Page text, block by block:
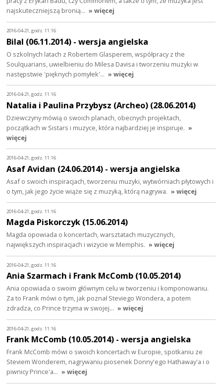
najskuteczniejszą bronią… » więcej
2016-04-21, godz. 11:16
Bilal (06.11.2014) - wersja angielska
O szkolnych latach z Robertem Glasperem, współpracy z the
Soulquarians, uwielbieniu do Milesa Davisa i tworzeniu muzyki w
następstwie 'pięknych pomyłek'… » więcej
2016-04-21, godz. 11:16
Natalia i Paulina Przybysz (Archeo) (28.06.2014)
Dziewczyny mówią o swoich planach, obecnych projektach,
początkach w Sistars i muzyce, która najbardziej je inspiruje. »
więcej
2016-04-21, godz. 11:16
Asaf Avidan (24.06.2014) - wersja angielska
Asaf o swoich inspiracjach, tworzeniu muzyki, wytwórniach płytowych i
o tym, jak jego życie wiąże się z muzyką, którą nagrywa. » więcej
2016-04-21, godz. 11:16
Magda Piskorczyk (15.06.2014)
Magda opowiada o koncertach, warsztatach muzycznych,
największych inspiracjach i wizycie w Memphis. » więcej
2016-04-21, godz. 11:16
Ania Szarmach i Frank McComb (10.05.2014)
Ania opowiada o swoim głównym celu w tworzeniu i komponowaniu.
Za to Frank mówi o tym, jak poznał Steviego Wondera, a potem
zdradza, co Prince trzyma w swojej… » więcej
2016-04-21, godz. 11:16
Frank McComb (10.05.2014) - wersja angielska
Frank McComb mówi o swoich koncertach w Europie, spotkaniu ze
Steviem Wonderem, nagrywaniu piosenek Donny'ego Hathaway'a i o
piwnicy Prince'a… » więcej